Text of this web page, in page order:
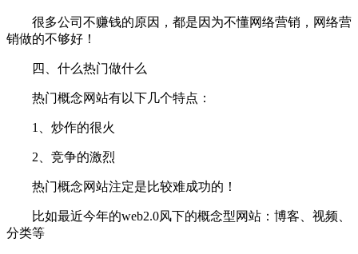
很多公司不赚钱的原因，都是因为不懂网络营销，网络营
销做的不够好！
四、什么热门做什么
热门概念网站有以下几个特点：
1、炒作的很火
2、竞争的激烈
热门概念网站注定是比较难成功的！
比如最近今年的web2.0风下的概念型网站：博客、视频、
分类等